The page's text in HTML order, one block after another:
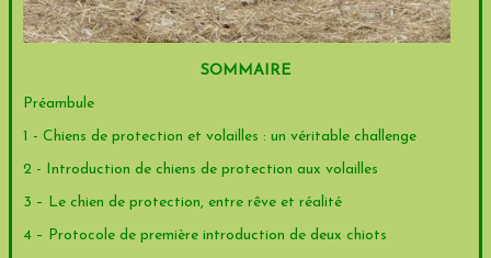
SOMMAIRE
Préambule
1 - Chiens de protection et volailles : un véritable challenge
2 - Introduction de chiens de protection aux volailles
3 – Le chien de protection, entre rêve et réalité
4 – Protocole de première introduction de deux chiots